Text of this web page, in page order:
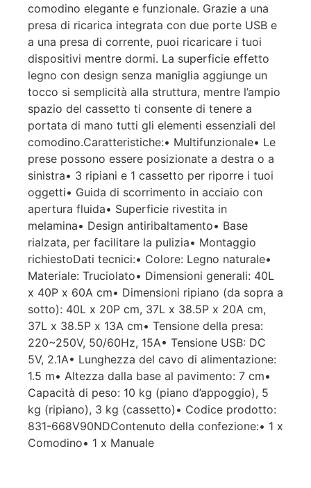
comodino elegante e funzionale. Grazie a una
presa di ricarica integrata con due porte USB e
a una presa di corrente, puoi ricaricare i tuoi
dispositivi mentre dormi. La superficie effetto
legno con design senza maniglia aggiunge un
tocco si semplicità alla struttura, mentre l’ampio
spazio del cassetto ti consente di tenere a
portata di mano tutti gli elementi essenziali del
comodino.Caratteristiche:• Multifunzionale• Le
prese possono essere posizionate a destra o a
sinistra• 3 ripiani e 1 cassetto per riporre i tuoi
oggetti• Guida di scorrimento in acciaio con
apertura fluida• Superficie rivestita in
melamina• Design antiribaltamento• Base
rialzata, per facilitare la pulizia• Montaggio
richiestoDati tecnici:• Colore: Legno naturale•
Materiale: Truciolato• Dimensioni generali: 40L
x 40P x 60A cm• Dimensioni ripiano (da sopra a
sotto): 40L x 20P cm, 37L x 38.5P x 20A cm,
37L x 38.5P x 13A cm• Tensione della presa:
220~250V, 50/60Hz, 15A• Tensione USB: DC
5V, 2.1A• Lunghezza del cavo di alimentazione:
1.5 m• Altezza dalla base al pavimento: 7 cm•
Capacità di peso: 10 kg (piano d’appoggio), 5
kg (ripiano), 3 kg (cassetto)• Codice prodotto:
831-668V90NDContenuto della confezione:• 1 x
Comodino• 1 x Manuale